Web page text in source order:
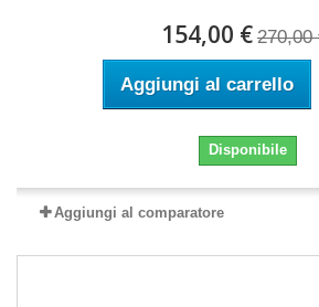
154,00 € 270,00
Aggiungi al carrello
Disponibile
Aggiungi al comparatore